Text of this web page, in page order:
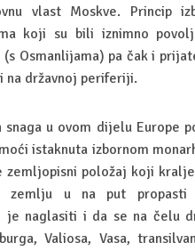
vlast Moskve. Princip
koji su bili iznimno
Osmanlijama) pa čak i
na državnoj periferiji.
u ovom dijelu Europe
istaknuta izbornom
položaj koji
zemlju u na put propasti
je naglasiti i da se na čelu
Valiosa, Vasa,